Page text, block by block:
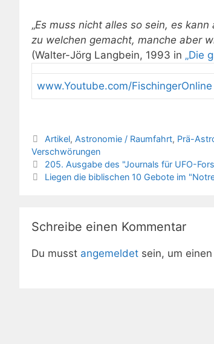
„Es muss nicht alles so sein, es
zu welchen gemacht, manche aber
(Walter-Jörg Langbein, 1993 in „Die
www.Youtube.com/FischingerOnline
Kategorien
Artikel, Astronomie / Raumfahrt, Prä-
Verschwörungen
205. Ausgabe des "Journals für UFO-
Liegen die biblischen 10 Gebote im
Schreibe einen Kommentar
Du musst angemeldet sein, um